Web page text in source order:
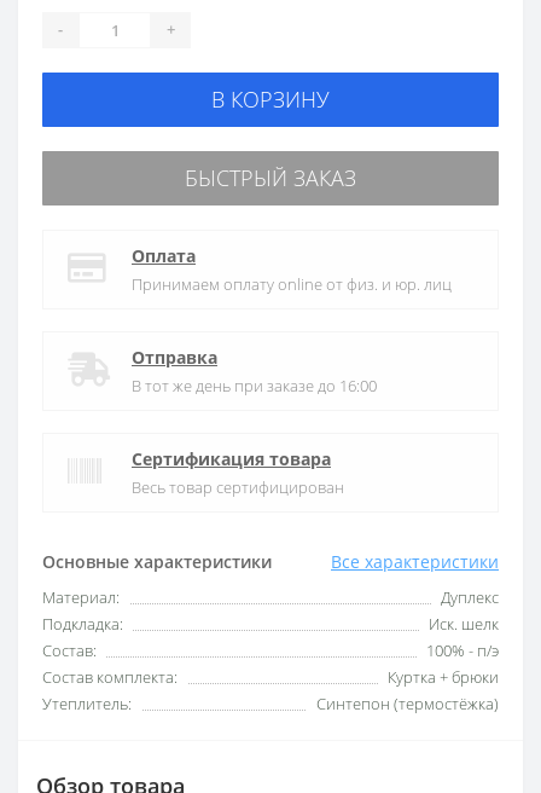
Основные характеристики Все характеристики
Материал:
Дуплекс
Подкладка:
Иск. шелк
Состав:
100% - п/э
Состав комплекта:
Куртка + брюки
Утеплитель:
Синтепон (термостёжка)
- +
В КОРЗИНУ
БЫСТРЫЙ ЗАКАЗ
Оплата
Принимаем оплату online от физ. и юр. лиц
Отправка
В тот же день при заказе до 16:00
Сертификация товара
Весь товар сертифицирован
Обзор товара